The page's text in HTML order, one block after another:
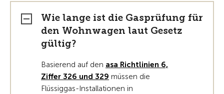
Wie lange ist die Gasprüfung für
den Wohnwagen laut Gesetz
gültig?
Basierend auf den asa Richtlinien 6,
Ziffer 326 und 329 müssen die
Flüssiggas-Installationen in